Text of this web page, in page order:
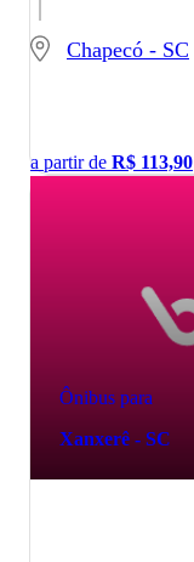
Chapecó - SC
a partir de R$ 113,90
Ônibus para
Xanxerê - SC